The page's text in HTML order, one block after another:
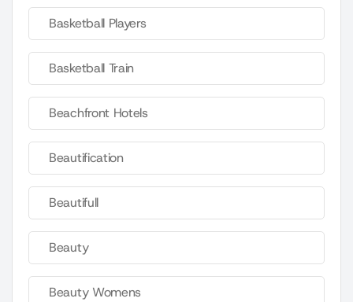
Basketball Players
Basketball Train
Beachfront Hotels
Beautification
Beautifull
Beauty
Beauty Womens